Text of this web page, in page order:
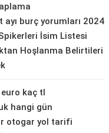
ayı burç yorumları 2024
İsim Listesi
Hoşlanma Belirtileri
kaç tl
hangi gün
otogar yol tarifi